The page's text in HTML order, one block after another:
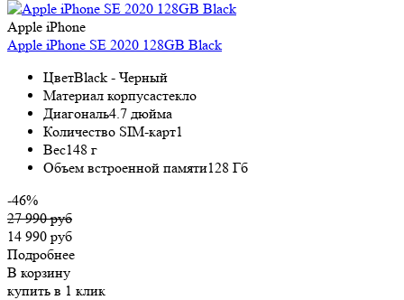
Apple iPhone
Apple iPhone SE 2020 128GB Black
ЦветBlack - Черный
Материал корпусастекло
Диагональ4.7 дюйма
Количество SIM-карт1
Вес148 г
Объем встроенной памяти128 Гб
-46%
27 990 руб
14 990 руб
Подробнее
В корзину
купить в 1 клик